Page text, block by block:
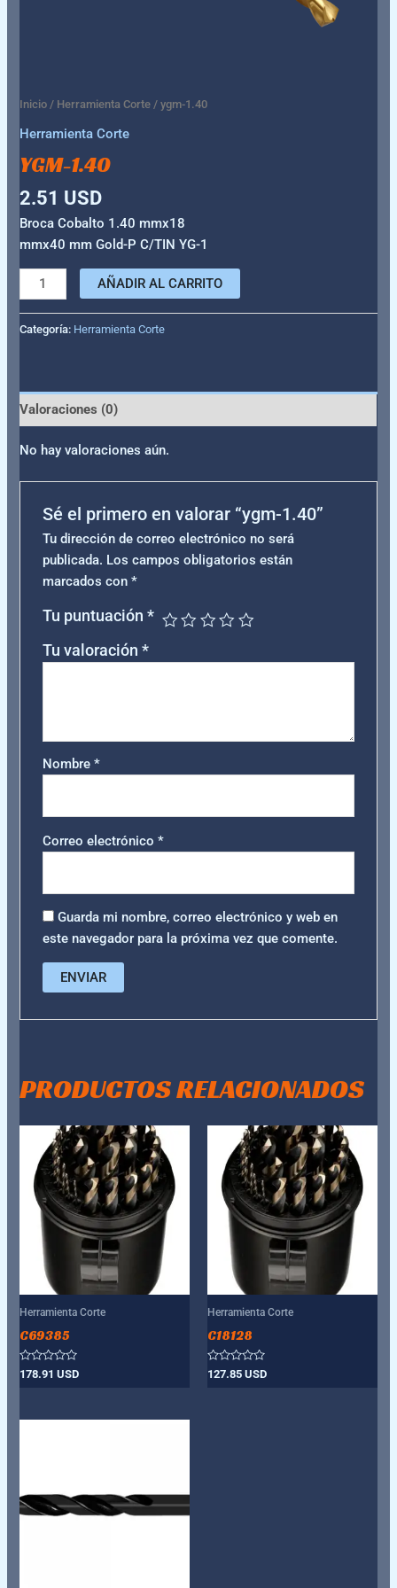
Inicio / Herramienta Corte / ygm-1.40
Herramienta Corte
YGM-1.40
2.51 USD
Broca Cobalto 1.40 mmx18
mmx40 mm Gold-P C/TIN YG-1
AÑADIR AL CARRITO
Categoría: Herramienta Corte
Valoraciones (0)
No hay valoraciones aún.
Sé el primero en valorar “ygm-1.40”
Tu dirección de correo electrónico no será
publicada. Los campos obligatorios están
marcados con *
Tu puntuación *
Tu valoración *
Nombre *
Correo electrónico *
Guarda mi nombre, correo electrónico y web en
este navegador para la próxima vez que comente.
PRODUCTOS RELACIONADOS
Herramienta Corte
C69385
Valorado
con
178.91USD
Herramienta Corte
C18128
Valorado
con
127.85 USD